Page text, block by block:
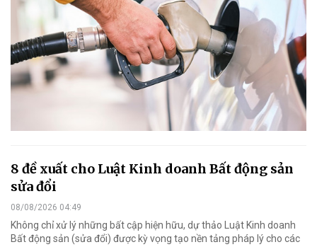
8 đề xuất cho Luật Kinh doanh Bất động sản
sửa đổi
08/08/2026 04:49
Không chỉ xử lý những bất cập hiện hữu, dự thảo Luật Kinh doanh
Bất động sản (sửa đổi) được kỳ vọng tạo nền tảng pháp lý cho các